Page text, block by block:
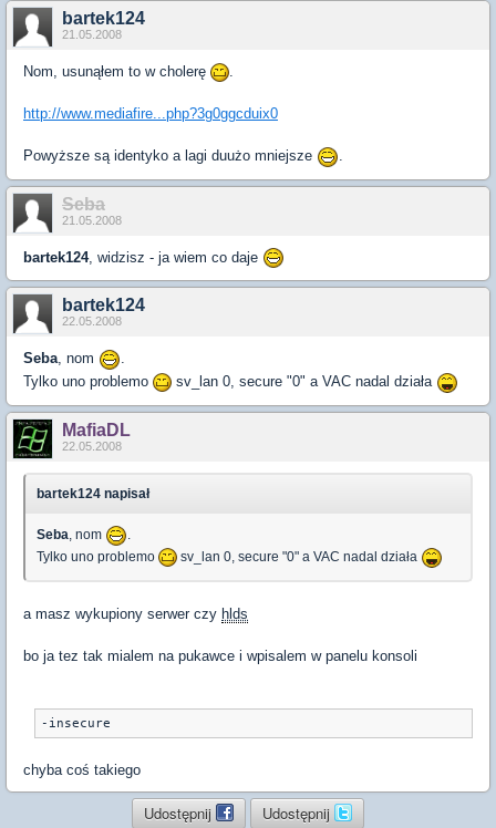
bartek124
21.05.2008
Nom, usunąłem to w cholerę .
http://www.mediafire...php?3g0ggcduix0
Powyższe są identyko a lagi duużo mniejsze .
Seba
21.05.2008
bartek124, widzisz - ja wiem co daje
bartek124
22.05.2008
Seba, nom
.
Tylko uno problemo
sv_lan 0, secure "0" a VAC nadal działa
MafiaDL
22.05.2008
bartek124 napisał
Seba , nom
Tylko uno problemo
sv_lan 0, secure "0" a VAC nadal działa
a masz wykupiony serwer czy hlds
bo ja tez tak mialem na pukawce i wpisalem w panelu konsoli
-insecure
chyba coś takiego
Udostępnij Udostępnij